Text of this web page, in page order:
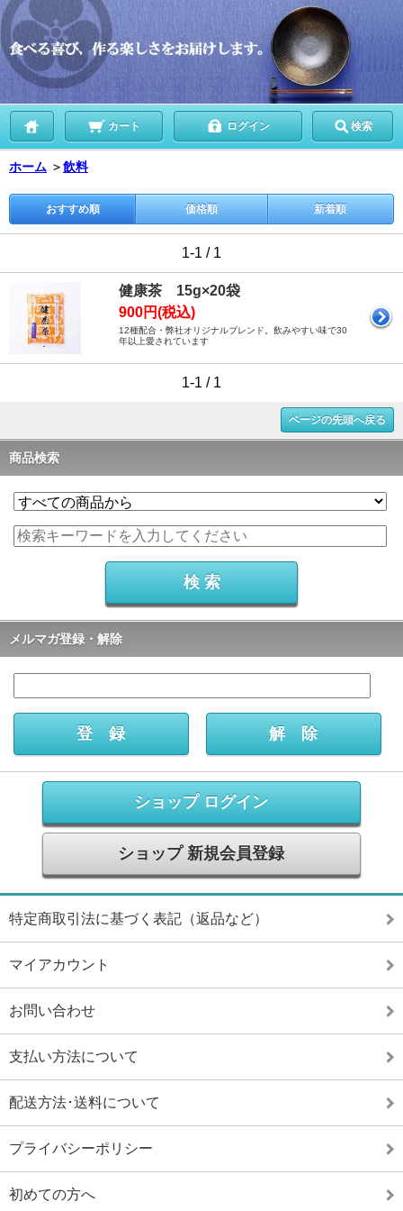
カート ログイン 検索
ホーム ＞飲料
おすすめ順 価格順 新着順
1-1 / 1
健康茶 15g×20袋
900円(税込)
12種配合・弊社オリジナルブレンド。飲みやすい味で30
年以上愛されています
1-1 / 1
ページの先頭へ戻る
商品検索
メルマガ登録・解除
ショップ ログイン
ショップ 新規会員登録
特定商取引法に基づく表記（返品など）
マイアカウント
お問い合わせ
支払い方法について
配送方法･送料について
プライバシーポリシー
初めての方へ